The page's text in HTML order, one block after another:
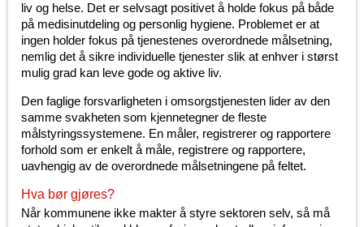
liv og helse. Det er selvsagt positivet å holde fokus på både
på medisinutdeling og personlig hygiene. Problemet er at
ingen holder fokus på tjenestenes overordnede målsetning,
nemlig det å sikre individuelle tjenester slik at enhver i størst
mulig grad kan leve gode og aktive liv.
Den faglige forsvarligheten i omsorgstjenesten lider av den
samme svakheten som kjennetegner de fleste
målstyringssystemene. En måler, registrerer og rapportere
forhold som er enkelt å måle, registrere og rapportere,
uavhengig av de overordnede målsetningene på feltet.
Hva bør gjøres?
Når kommunene ikke makter å styre sektoren selv, så må